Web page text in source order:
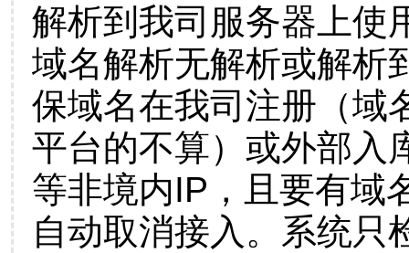
解析到我司服务器上使
域名解析无解析或解析
保域名在我司注册（域
平台的不算）或外部入
等非境内IP，且要有域
自动取消接入。系统只